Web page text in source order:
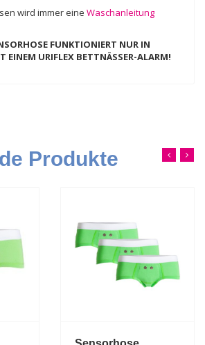
wird immer eine Waschanleitung
FUNKTIONIERT NUR IN
URIFLEX BETTNÄSSER-ALARM!
Produkte